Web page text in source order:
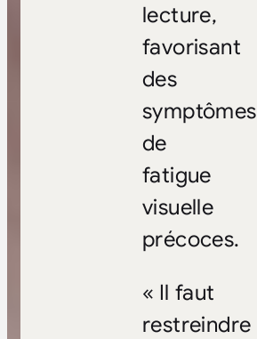
lecture,
favorisant
des
symptômes
de
fatigue
visuelle
précoces.
« Il faut
restreindre